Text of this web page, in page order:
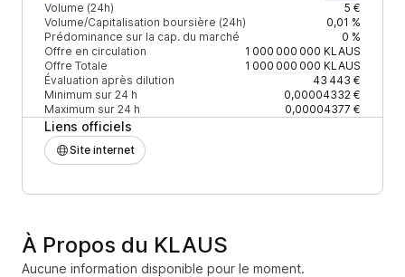
Volume (24h)
5 €
Volume/Capitalisation boursière (24h)
0,01 %
Prédominance sur la cap. du marché
0 %
Offre en circulation
1 000 000 000 KLAUS
Offre Totale
1 000 000 000 KLAUS
Évaluation après dilution
43 443 €
Minimum sur 24 h
0,00004332 €
Maximum sur 24 h
0,00004377 €
Liens officiels
Site internet
À Propos du KLAUS
Aucune information disponible pour le moment.